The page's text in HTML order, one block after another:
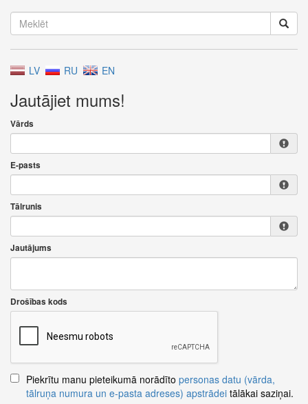
LV RU EN
Jautājiet mums!
Vārds
E-pasts
Tālrunis
Jautājums
Drošības kods
Piekrītu manu pieteikumā norādīto personas datu (vārda,
tālruņa numura un e-pasta adreses) apstrādei tālākai saziņai.